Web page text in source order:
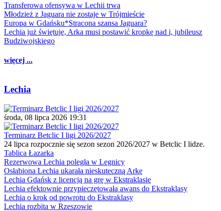
Transferowa ofensywa w Lechii trwa
Młodzież z Jaguara nie zostaje w Trójmieście
Europa w Gdańsku*Stracona szansa Jaguara?
Lechia już świętuje, Arka musi postawić kropkę nad i, jubileusz
Budziwojskiego
więcej ...
Lechia
środa, 08 lipca 2026 19:31
Terminarz Betclic I ligi 2026/2027
24 lipca rozpocznie się sezon sezon 2026/2027 w Betclic I lidze.
Tablica Łazarka
Rezerwowa Lechia poległa w Legnicy
Osłabiona Lechia ukarała nieskuteczną Arkę
Lechia Gdańsk z licencją na grę w Ekstraklasie
Lechia efektownie przypieczętowała awans do Ekstraklasy
Lechia o krok od powrotu do Ekstraklasy
Lechia rozbita w Rzeszowie